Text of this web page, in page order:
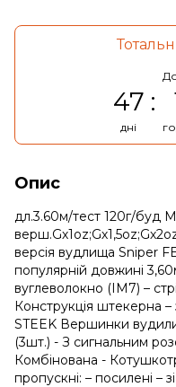
47
дні
Опис
дл.3.60м/тест 120г/буд
версія вудлища Sniper
популярній довжині
вуглеволокно (IM7) –
Конструкція штекерна
STEEK Вершинки
(3шт.) - З сигнальним
Комбінована -
пропускні: – посилені –